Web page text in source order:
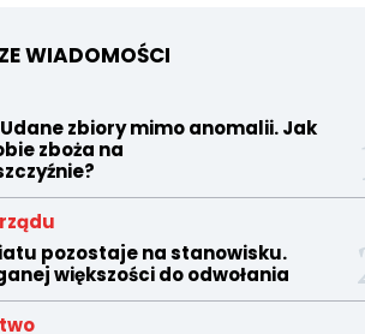
WIADOMOŚCI
Udane zbiory mimo anomalii. Jak
zboża na
pozostaje na stanowisku.
większości do odwołania